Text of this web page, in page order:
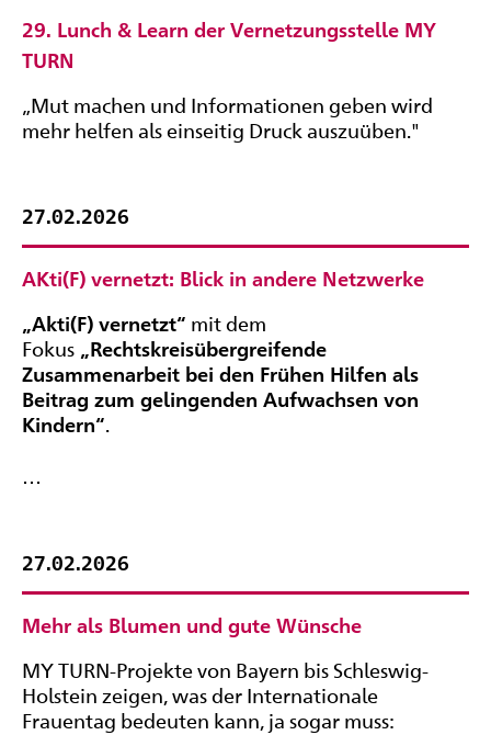
29. Lunch & Learn der Vernetzungsstelle MY
TURN
„Mut machen und Informationen geben wird
mehr helfen als einseitig Druck auszuüben."
27.02.2026
AKti(F) vernetzt: Blick in andere Netzwerke
„Akti(F) vernetzt“ mit dem
Fokus „Rechtskreisübergreifende
Zusammenarbeit bei den Frühen Hilfen als
Beitrag zum gelingenden Aufwachsen von
Kindern“.
…
27.02.2026
Mehr als Blumen und gute Wünsche
MY TURN-Projekte von Bayern bis Schleswig-
Holstein zeigen, was der Internationale
Frauentag bedeuten kann, ja sogar muss: